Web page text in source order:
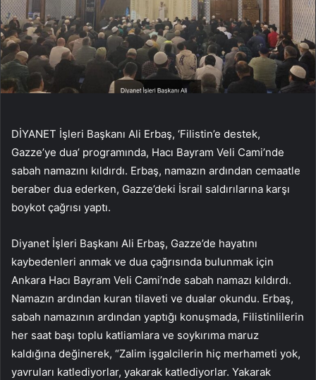
DİYANET İşleri Başkanı Ali Erbaş, ‘Filistin’e destek,
Gazze’ye dua’ programında, Hacı Bayram Veli Cami’nde
sabah namazını kıldırdı. Erbaş, namazın ardından cemaatle
beraber dua ederken, Gazze’deki İsrail saldırılarına karşı
boykot çağrısı yaptı.
Diyanet İşleri Başkanı Ali Erbaş, Gazze’de hayatını
kaybedenleri anmak ve dua çağrısında bulunmak için
Ankara Hacı Bayram Veli Cami’nde sabah namazı kıldırdı.
Namazın ardından kuran tilaveti ve dualar okundu. Erbaş,
sabah namazının ardından yaptığı konuşmada, Filistinlilerin
her saat başı toplu katliamlara ve soykırıma maruz
kaldığına değinerek, “Zalim işgalcilerin hiç merhameti yok,
yavruları katlediyorlar, yakarak katlediyorlar. Yakarak